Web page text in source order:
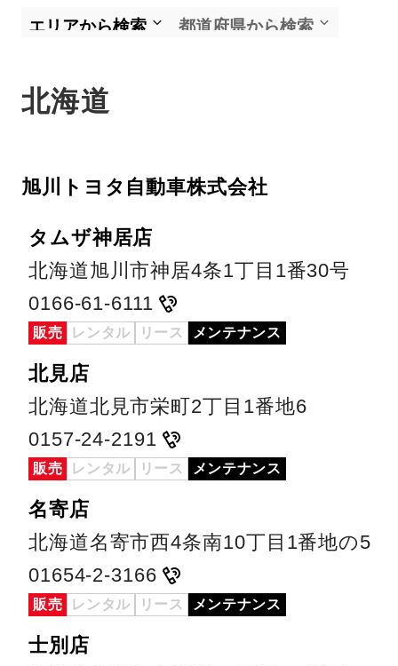
北海道
旭川トヨタ自動車株式会社
タムザ神居店
北海道旭川市神居4条1丁目1番30号
0166-61-6111
販売 レンタル リース メンテナンス
北見店
北海道北見市栄町2丁目1番地6
0157-24-2191
販売 レンタル リース メンテナンス
名寄店
北海道名寄市西4条南10丁目1番地の5
01654-2-3166
販売 レンタル リース メンテナンス
士別店